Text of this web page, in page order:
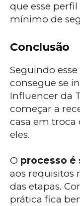
que esse
mínimo de
Conclusão
Seguindo esse
consegue se
Influencer da
começar a
casa em troca
eles.
O processo é
aos requisitos
das etapas.
prática fica